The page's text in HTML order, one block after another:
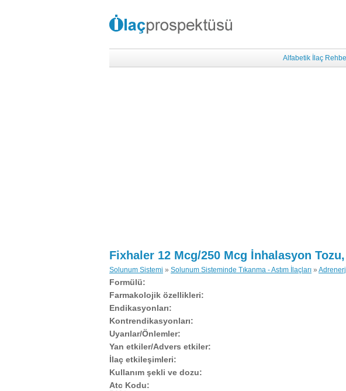
Alfabetik İlaç
Fixhaler 12 Mcg/250 Mcg İnhalasyon
Solunum Sistemi » Solunum Sisteminde Tıkanma - Astım İlaçları »
Formülü:
Farmakolojik özellikleri:
Endikasyonları:
Kontrendikasyonları:
Uyarılar/Önlemler:
Yan etkiler/Advers etkiler:
İlaç etkileşimleri:
Kullanım şekli ve dozu:
Atc Kodu: